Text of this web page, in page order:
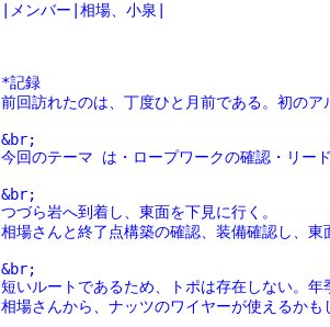
|メンバー|相場、小泉|
*記録
前回訪れたのは、丁度ひと月前である。初の
&br;
今回のテーマ は・ロープワークの確認・リー
&br;
つづら岩へ到着し、東面を下見に行く。
相場さんと終了点構築の確認、装備確認し、
&br;
短いルートであるため、トポは存在しない。
相場さんから、ナッツのワイヤーが使えるか